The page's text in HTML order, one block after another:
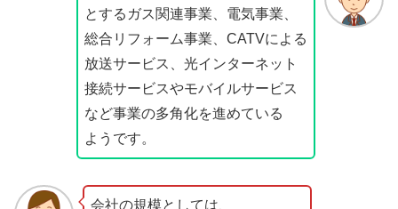
とするガス関連事業、電気事業、
総合リフォーム事業、CATVによる
放送サービス、光インターネット
接続サービスやモバイルサービス
など事業の多角化を進めている
ようです。
会社の規模としては、